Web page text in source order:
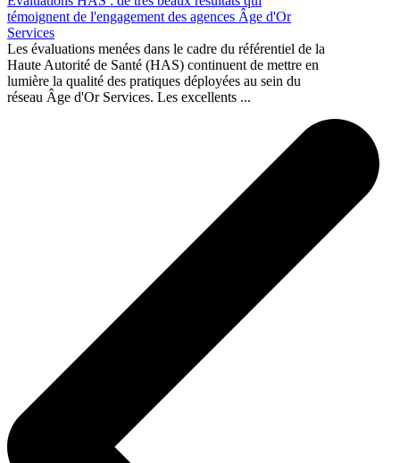
témoignent de l'engagement des agences Âge d'Or
Services
Les évaluations menées dans le cadre du référentiel de la
Haute Autorité de Santé (HAS) continuent de mettre en
lumière la qualité des pratiques déployées au sein du
réseau Âge d'Or Services. Les excellents ...